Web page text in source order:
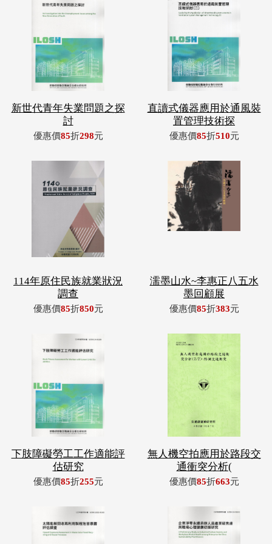
新世代青年失業問題之探
討
優惠價85折298元
直讀式儀器應用於通風裝
置管理技術探
優惠價85折510元
114年原住民族就業狀況
調查
優惠價85折850元
濡墨山水~李惠正八五水
墨回顧展
優惠價85折383元
下肢障礙勞工工作適能評
估研究
優惠價85折255元
無人機空拍應用於路段交
通衝突分析(
優惠價85折663元